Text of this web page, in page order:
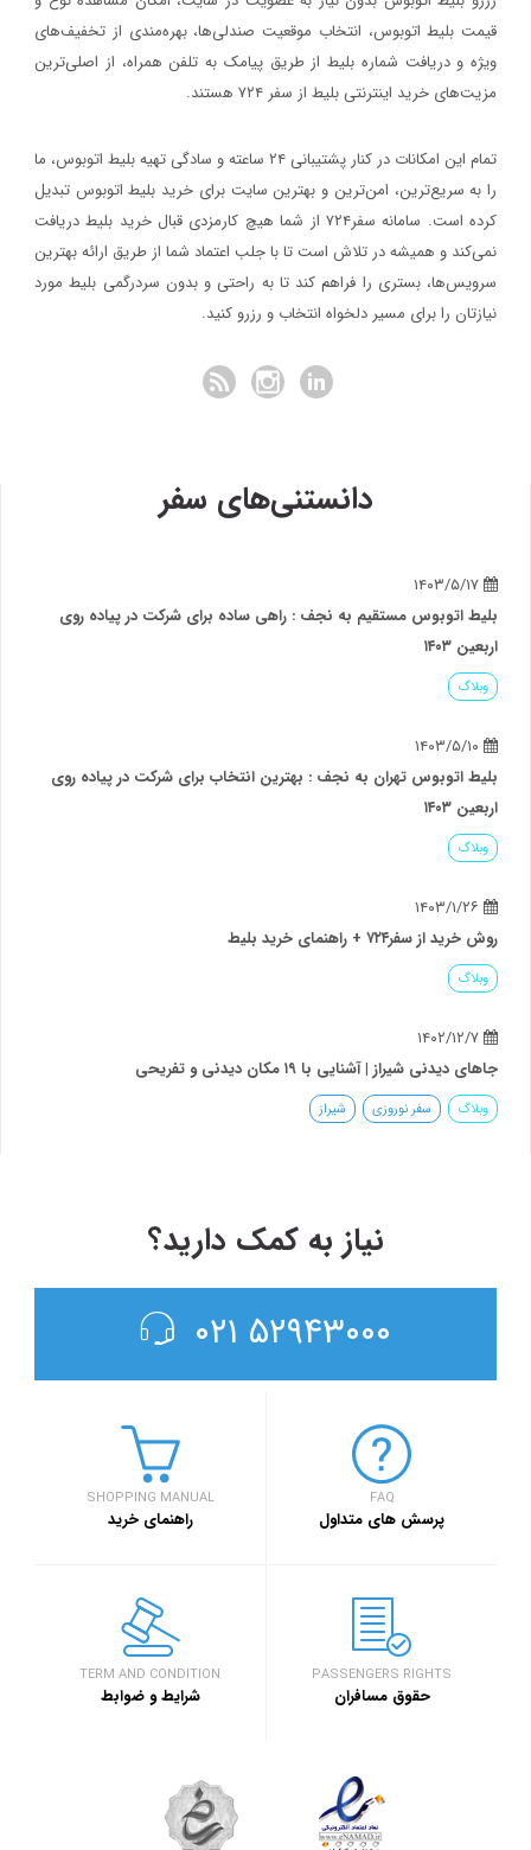
قیمت بلیط اتوبوس، انتخاب موقعیت صندلی‌ها، بهره‌مندی از تخفیف‌های
ویژه و دریافت شماره‌ بلیط از طریق پیامک به تلفن همراه، از اصلی‌ترین
مزیت‌های خرید اینترنتی بلیط از سفر ۷۲۴ هستند.
تمام این امکانات در کنار پشتیبانی‌ ۲۴ ساعته و سادگی تهیه بلیط اتوبوس، ما
را به سریع‌ترین، امن‌ترین و بهترین سایت برای خرید بلیط اتوبوس تبدیل
کرده است. سامانه سفر۷۲۴ از شما هیچ کارمزدی قبال خرید بلیط دریافت
نمی‌کند و همیشه در تلاش است تا با جلب اعتماد شما از طریق ارائه بهترین
سرویس‌ها، بستری را فراهم کند تا به راحتی و بدون سردرگمی بلیط مورد
نیازتان را برای مسیر دلخواه انتخاب و رزرو کنید.
دانستنی‌های سفر
بلیط اتوبوس مستقیم به نجف : راهی ساده برای شرکت در پیاده روی
اربعین ۱۴۰۳
وبلاگ
بلیط اتوبوس تهران به نجف : بهترین انتخاب برای شرکت در پیاده روی
اربعین ۱۴۰۳
وبلاگ
روش خرید از سفر۷۲۴ + راهنمای خرید بلیط
وبلاگ
جاهای دیدنی شیراز | آشنایی با ۱۹ مکان دیدنی و تفریحی
وبلاگ سفر نوروزی شیراز
نیاز به کمک دارید؟
۵۲۹۴۳۰۰۰ ۰۲۱
SHOPPING MANUAL
راهنمای خرید
FAQ
پرسش های متداول
TERM AND CONDITION
شرایط و ضوابط
PASSENGERS RIGHTS
حقوق مسافران